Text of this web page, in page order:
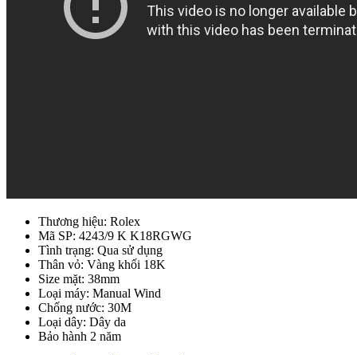
Thương hiệu: Rolex
Mã SP: 4243/9 K K18RGWG
Tình trạng: Qua sử dụng
Thân vỏ: Vàng khối 18K
Size mặt: 38mm
Loại máy: Manual Wind
Chống nước: 30M
Loại dây: Dây da
Bảo hành 2 năm